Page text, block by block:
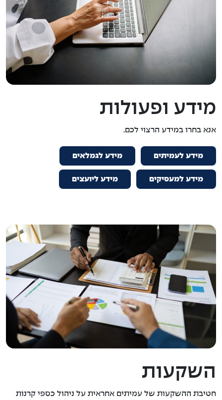
מידע ופעולות
אנא בחרו במידע הרצוי לכם.
מידע לעמיתים מידע לגמלאים
מידע למעסיקים מידע ליועצים
השקעות
חטיבת ההשקעות של עמיתים אחראית על ניהול כספי קרנות